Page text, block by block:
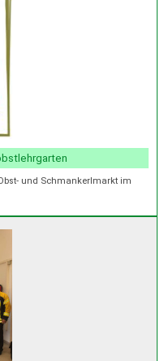
und Schmankerlmarkt im